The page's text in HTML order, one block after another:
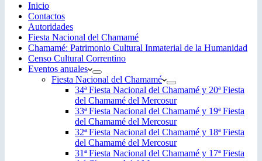
Inicio
Contactos
Autoridades
Fiesta Nacional del Chamamé
Chamamé: Patrimonio Cultural Inmaterial de la Humanidad
Censo Cultural Correntino
Eventos anuales
Fiesta Nacional del Chamamé
34ª Fiesta Nacional del Chamamé y 20ª Fiesta
del Chamamé del Mercosur
33ª Fiesta Nacional del Chamamé y 19ª Fiesta
del Chamamé del Mercosur
32ª Fiesta Nacional del Chamamé y 18ª Fiesta
del Chamamé del Mercosur
31ª Fiesta Nacional del Chamamé y 17ª Fiesta